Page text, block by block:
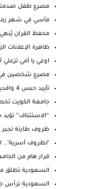
مصرع طفل صدمته
مآسي في شهر
محفظ القران
ظاهرة الإعلانات
اوعي يا أمي
مصرع شخصين في
تأييد حبس 4 وافدين «هاكرز» لمدة 7 سنوات
جامعة الكويت
“الاستئناف”
ظروف طارئة تجبر
"لظروف أسرية"..
قرار هام من
السعودية تطلق
​السعودية ترأس